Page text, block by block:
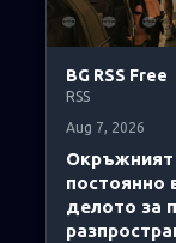
BG RSS Free
RSS
Aug 7, 2026
Окръжният
постоянно
делото за